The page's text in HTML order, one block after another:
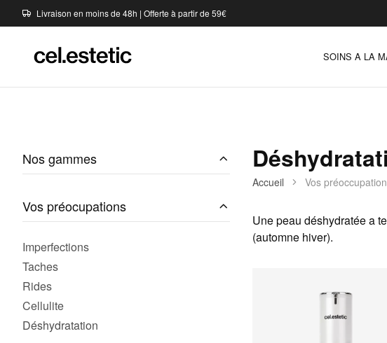
Livraison en moins de 48h | Offerte à partir de 59€
SOINS A LA
Nos gammes
Vos préocupations
Imperfections
Taches
Rides
Cellulite
Déshydratation
Accueil Vos
Une peau déshydratée a
(automne hiver).